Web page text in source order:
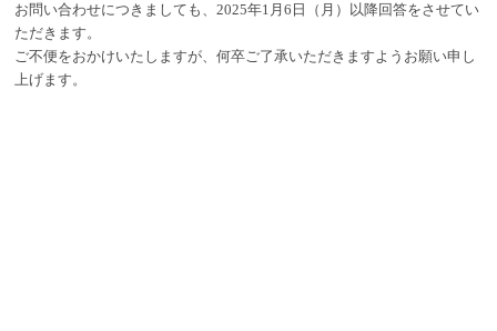
お問い合わせにつきましても、2025年1月6日（月）以降回答をさせてい
ただきます。
ご不便をおかけいたしますが、何卒ご了承いただきますようお願い申し
上げます。